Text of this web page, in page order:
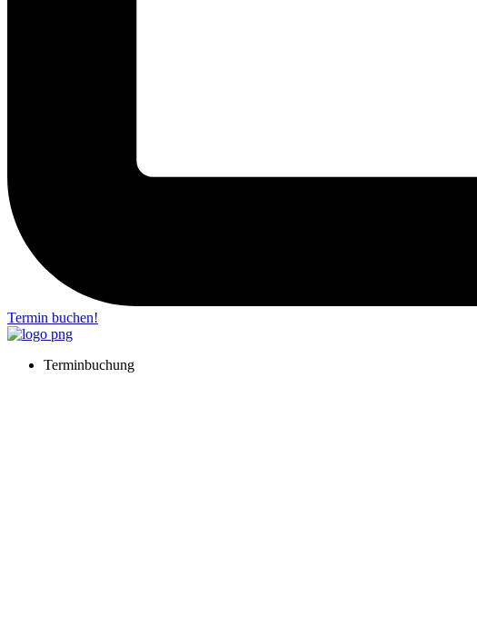
Termin buchen!
Terminbuchung